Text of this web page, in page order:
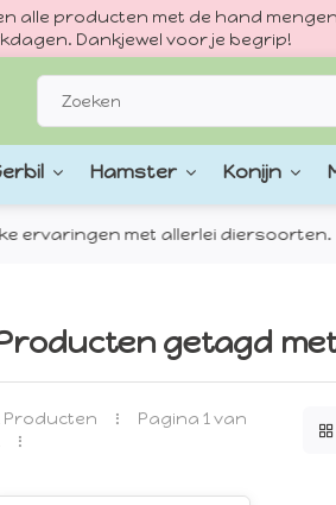
alle producten met de hand
Dankjewel voor je begrip!
Hamster Konijn
met allerlei diersoorten.
getagd
Producten
Pagina 1 van